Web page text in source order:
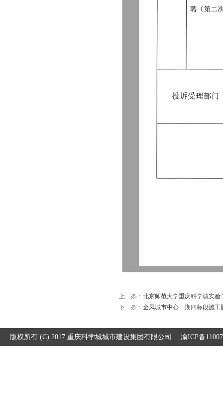
上一条： 北京师范大学重庆科学城实验
下一条： 金凤城市中心一期四标段施工
版权所有 (C) 2017 重庆科学城城市建设集团有限公司 渝ICP备